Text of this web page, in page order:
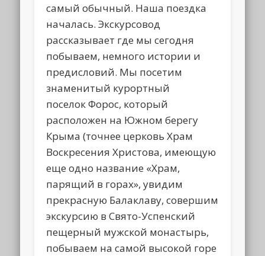
самый обычный. Наша поездка
началась. Экскурсовод
рассказывает где мы сегодня
побываем, немного истории и
предисловий. Мы посетим
знаменитый курортный
поселок Форос, который
расположен на Южном берегу
Крыма (точнее церковь Храм
Воскресения Христова, имеющую
еще одно название «Храм,
парящий в горах», увидим
прекрасную Балаклаву, совершим
экскурсию в Свято-Успенский
пещерный мужской монастырь,
побываем на самой высокой горе